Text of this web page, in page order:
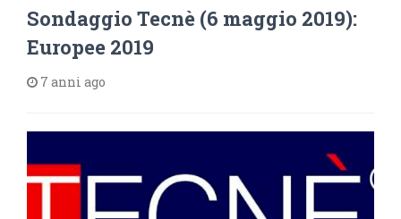
Sondaggio Tecnè (6 maggio 2019):
Europee 2019
7 anni ago